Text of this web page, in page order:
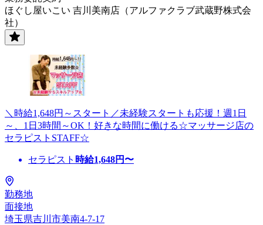
ほぐし屋いこい 吉川美南店（アルファクラブ武蔵野株式会
社）
＼時給1,648円～スタート／未経験スタートも応援！週1日
～、1日3時間～OK！好きな時間に働ける☆マッサージ店の
セラピストSTAFF☆
セラピスト 時給1,648円〜
勤務地
面接地
埼玉県吉川市美南4-7-17